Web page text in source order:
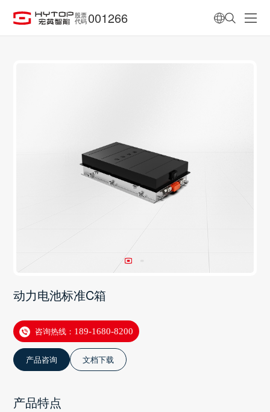
股票
代码 001266
动力电池标准C箱
咨询热线： 189-1680-8200
产品咨询 文档下载
产品特点